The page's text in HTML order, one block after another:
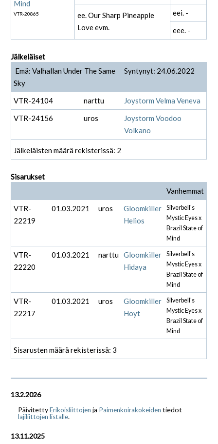
Mind
VTR-20865
ee. Our Sharp Pineapple
Love evm.
eei. -
eee. -
Jälkeläiset
Emä: Valhallan Under The Same
Sky
Syntynyt: 24.06.2022
VTR-24104 narttu
Joystorm Velma Veneva
VTR-24156
uros
Joystorm Voodoo
Volkano
Jälkeläisten määrä rekisterissä: 2
Sisarukset
Vanhemmat
VTR-
22219
01.03.2021 uros
Gloomkiller
Helios
Silverbell's
Mystic Eyes x
Brazil State of
Mind
VTR-
22220
01.03.2021 narttu Gloomkiller
Hidaya
Silverbell's
Mystic Eyes x
Brazil State of
Mind
VTR-
22217
01.03.2021 uros
Gloomkiller
Hoyt
Silverbell's
Mystic Eyes x
Brazil State of
Mind
Sisarusten määrä rekisterissä: 3
13.2.2026
PäivitettyErikoisliittojen ja Paimenkoirakokeiden tiedot
lajiliittojen listalle.
13.11.2025